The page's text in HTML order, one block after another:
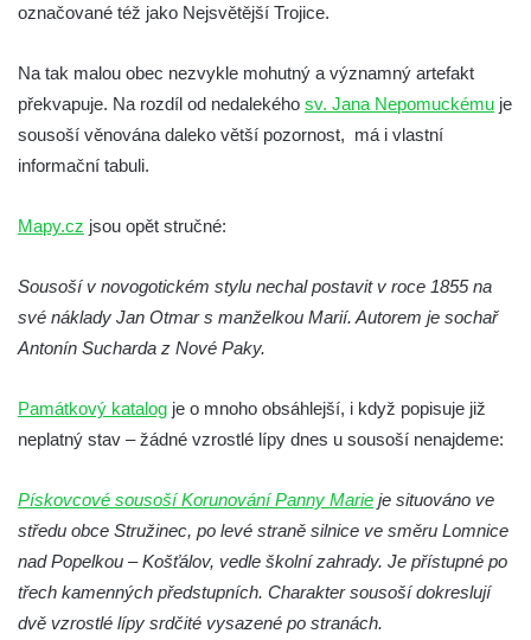
Socha Ledviny mezi kruhovým objezdem a
Socha Memento na kruhovém objezdu ve
Hluboké nad Vltavou
Socha Smilodon v ZOO Hluboká
Socha Plejtvák obrovský v ZOO Hluboká
Socha Mamutí lebka v ZOO Hluboká
Socha Mamut srstnatý v ZOO Hluboká
Socha Vydry si hrají v ZOO Hluboká
Socha Přátelství v ZOO Hluboká
Socha Matka příroda v ZOO Hluboká
Socha Lišky v ZOO Hluboká
označované též jako Nejsvětější Trojice.
Na tak malou obec nezvykle mohutný a významný artefakt
překvapuje. Na rozdíl od nedalekého sv. Jana Nepomuckému je
sousoší věnována daleko větší pozornost, má i vlastní
informační tabuli.
Mapy.cz jsou opět stručné:
Sousoší v novogotickém stylu nechal postavit v roce 1855 na
své náklady Jan Otmar s manželkou Marií. Autorem je sochař
Antonín Sucharda z Nové Paky.
Památkový katalog je o mnoho obsáhlejší, i když popisuje již
neplatný stav – žádné vzrostlé lípy dnes u sousoší nenajdeme:
Pískovcové sousoší Korunování Panny Marie je situováno ve
středu obce Stružinec, po levé straně silnice ve směru Lomnice
nad Popelkou – Košťálov, vedle školní zahrady. Je přístupné po
třech kamenných předstupních. Charakter sousoší dokreslují
dvě vzrostlé lípy srdčité vysazené po stranách.